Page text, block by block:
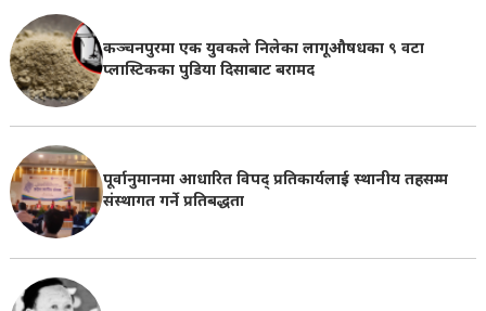
कञ्चनपुरमा एक युवकले निलेका लागूऔषधका ९ वटा
प्लास्टिकका पुडिया दिसाबाट बरामद
पूर्वानुमानमा आधारित विपद् प्रतिकार्यलाई स्थानीय तहसम्म
संस्थागत गर्ने प्रतिबद्धता